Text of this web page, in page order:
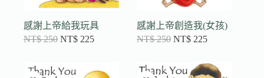
感謝上帝給我玩具
NT$250 NT$ 225
感謝上帝創造我(女孩)
NT$250 NT$ 225